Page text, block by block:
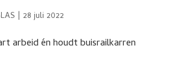
| 28 juli 2022